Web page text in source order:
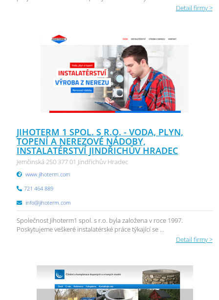
Detail firmy >
JIHOTERM 1 SPOL. S R.O. - VODA, PLYN,
TOPENÍ A NEREZOVÉ NÁDOBY,
INSTALATÉRSTVÍ JINDŘICHŮV HRADEC
Jemčinská 250 377 01 Jindřichův Hradec
www.jihoterm.com
721 464 889
info@jihoterm.com
Společnost Jihoterm1 spol. s r.o. byla založena v roce 1997.
Poskytujeme veškeré instalatérské práce týkající se ...
Detail firmy >